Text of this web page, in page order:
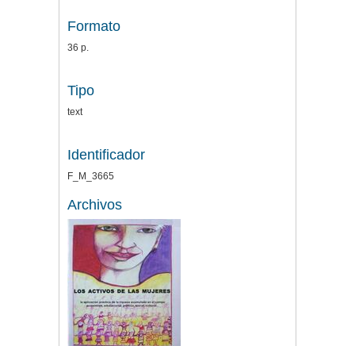
Formato
36 p.
Tipo
text
Identificador
F_M_3665
Archivos